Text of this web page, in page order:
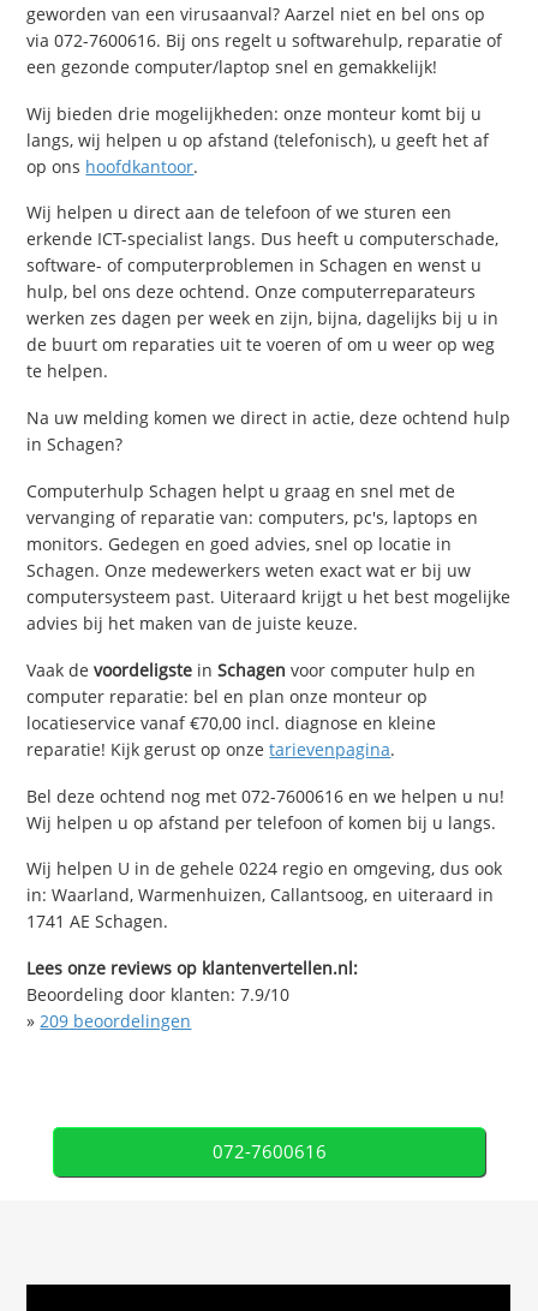
geworden van een virusaanval? Aarzel niet en bel ons op
via 072-7600616. Bij ons regelt u softwarehulp, reparatie of
een gezonde computer/laptop snel en gemakkelijk!
Wij bieden drie mogelijkheden: onze monteur komt bij u
langs, wij helpen u op afstand (telefonisch), u geeft het af
op ons hoofdkantoor.
Wij helpen u direct aan de telefoon of we sturen een
erkende ICT-specialist langs. Dus heeft u computerschade,
software- of computerproblemen in Schagen en wenst u
hulp, bel ons deze ochtend. Onze computerreparateurs
werken zes dagen per week en zijn, bijna, dagelijks bij u in
de buurt om reparaties uit te voeren of om u weer op weg
te helpen.
Na uw melding komen we direct in actie, deze ochtend hulp
in Schagen?
Computerhulp Schagen helpt u graag en snel met de
vervanging of reparatie van: computers, pc's, laptops en
monitors. Gedegen en goed advies, snel op locatie in
Schagen. Onze medewerkers weten exact wat er bij uw
computersysteem past. Uiteraard krijgt u het best mogelijke
advies bij het maken van de juiste keuze.
Vaak devoordeligste inSchagen voor computer hulp en
computer reparatie: bel en plan onze monteur op
locatieservice vanaf €70,00 incl. diagnose en kleine
reparatie! Kijk gerust op onzetarievenpagina.
Bel deze ochtend nog met 072-7600616 en we helpen u nu!
Wij helpen u op afstand per telefoon of komen bij u langs.
Wij helpen U in de gehele 0224 regio en omgeving, dus ook
in: Waarland, Warmenhuizen, Callantsoog, en uiteraard in
1741 AE Schagen.
Lees onze reviews op klantenvertellen.nl:
Beoordeling door klanten:7.9/10
»209 beoordelingen
072-7600616